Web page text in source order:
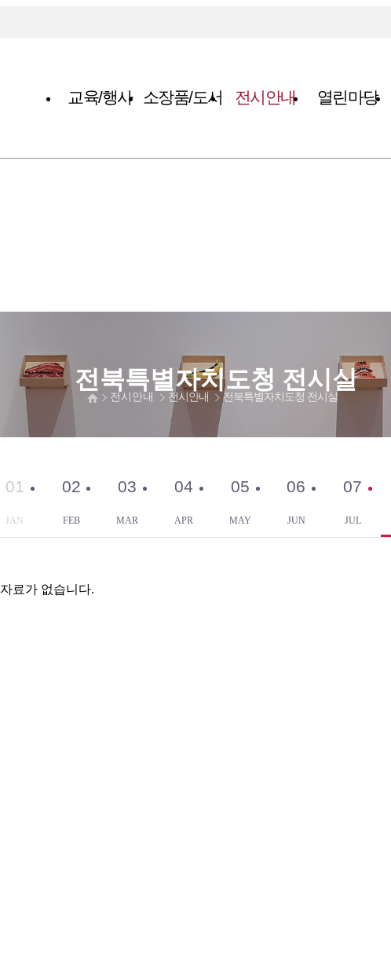
교육/행사 소장품/도서 전시안내 열린마당
전북특별자치도청 전시실
전시안내 전시안내 전북특별자치도청 전시실
01
JAN
02
FEB
03
MAR
04
APR
05
MAY
06
JUN
07
JUL
자료가 없습니다.